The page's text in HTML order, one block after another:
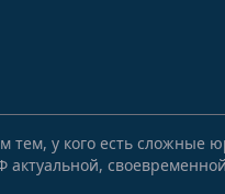
у кого есть сложные